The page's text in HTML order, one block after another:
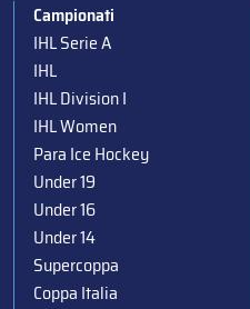
Campionati
IHL Serie A
IHL
IHL Division I
IHL Women
Para Ice Hockey
Under 19
Under 16
Under 14
Supercoppa
Coppa Italia